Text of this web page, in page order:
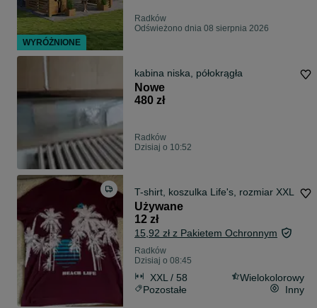
Radków
Odświeżono dnia 08 sierpnia 2026
kabina niska, półokrągła
Nowe
480 zł
Radków
Dzisiaj o 10:52
T-shirt, koszulka Life's, rozmiar XXL
Używane
12 zł
15,92 zł z Pakietem Ochronnym
Radków
Dzisiaj o 08:45
XXL / 58
Wielokolorowy
Pozostałe
Inny
WYRÓŻNIONE